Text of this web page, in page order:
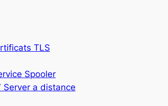
TLS
Spooler
Server a distance